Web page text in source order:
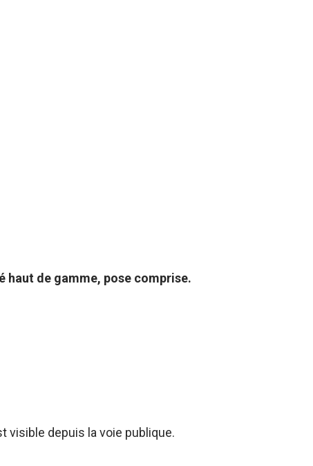
haut de gamme, pose comprise.
visible depuis la voie publique.